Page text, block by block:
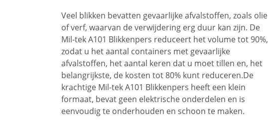
Veel blikken bevatten gevaarlijke afvalstoffen, zoals olie
of verf, waarvan de verwijdering erg duur kan zijn. De
Mil-tek A101 Blikkenpers reduceert het volume tot 90%,
zodat u het aantal containers met gevaarlijke
afvalstoffen, het aantal keren dat u moet tillen en, het
belangrijkste, de kosten tot 80% kunt reduceren.De
krachtige Mil-tek A101 Blikkenpers heeft een klein
formaat, bevat geen elektrische onderdelen en is
eenvoudig te onderhouden en schoon te maken.